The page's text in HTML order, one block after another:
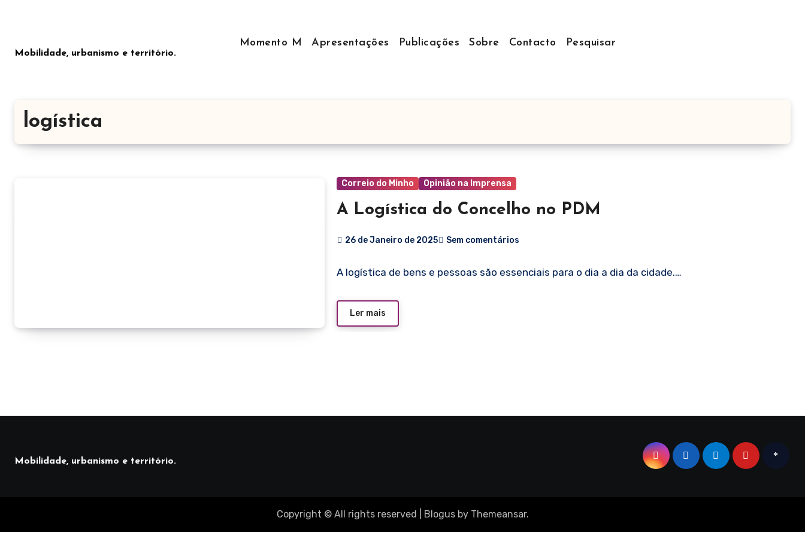
conteúdo
Mobilidade, urbanismo e território.
Momento M Apresentações Publicações Sobre Contacto Pesquisar
logística
Correio do Minho Opinião na Imprensa
A Logística do Concelho no PDM
26 de Janeiro de 2025 Sem comentários
A logística de bens e pessoas são essenciais para o dia a dia da cidade.…
Ler mais
Mobilidade, urbanismo e território.
Copyright © All rights reserved Blogusby Themeansar.